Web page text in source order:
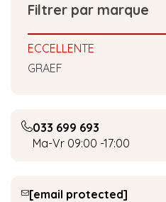
Filtrer par marque
ECCELLENTE
GRAEF
033 699 693
Ma-Vr 09:00 -17:00
[email protected]